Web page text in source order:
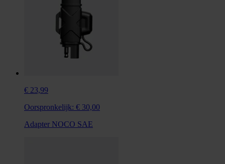
€ 23,99
Oorspronkelijk: € 30,00
Adapter NOCO SAE